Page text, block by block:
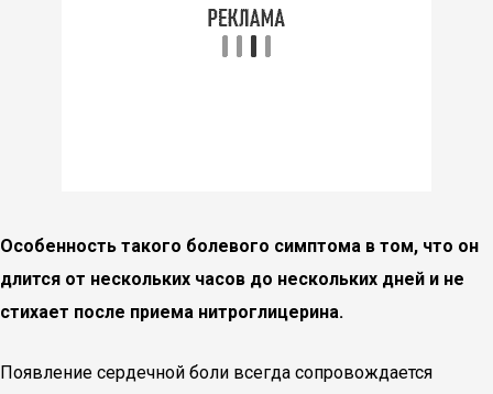
Особенность такого болевого симптома в том, что он
длится от нескольких часов до нескольких дней и не
стихает после приема нитроглицерина.
Появление сердечной боли всегда сопровождается